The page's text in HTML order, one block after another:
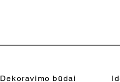
Dekoravimo būdai